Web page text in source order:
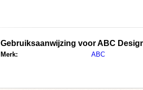
Gebruiksaanwijzing voor ABC
Merk: ABC